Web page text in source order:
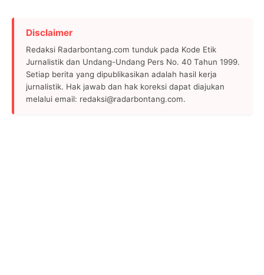
Disclaimer
Redaksi Radarbontang.com tunduk pada Kode Etik
Jurnalistik dan Undang-Undang Pers No. 40 Tahun 1999.
Setiap berita yang dipublikasikan adalah hasil kerja
jurnalistik. Hak jawab dan hak koreksi dapat diajukan
melalui email: redaksi@radarbontang.com.